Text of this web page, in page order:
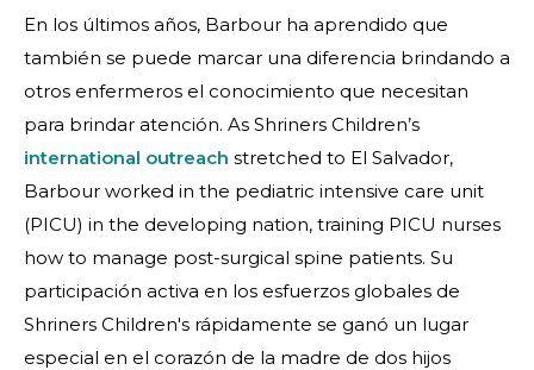
En los últimos años, Barbour ha aprendido que
también se puede marcar una diferencia brindando a
otros enfermeros el conocimiento que necesitan
para brindar atención. As Shriners Children’s
international outreach stretched to El Salvador,
Barbour worked in the pediatric intensive care unit
(PICU) in the developing nation, training PICU nurses
how to manage post-surgical spine patients. Su
participación activa en los esfuerzos globales de
Shriners Children's rápidamente se ganó un lugar
especial en el corazón de la madre de dos hijos